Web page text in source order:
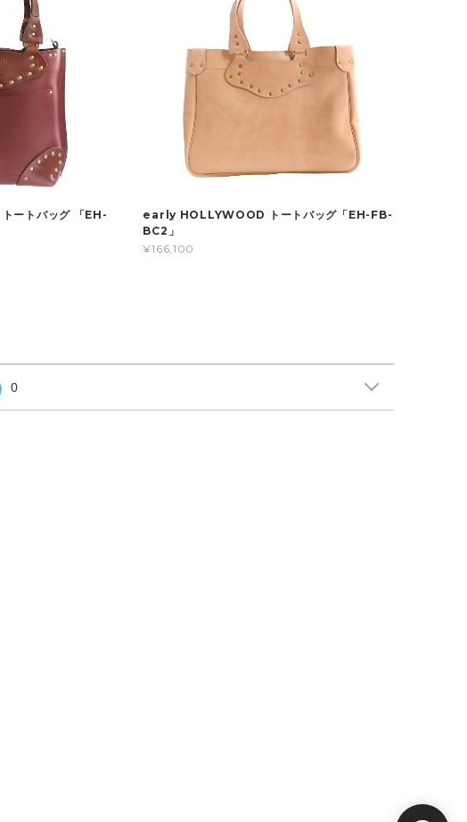
ートバッグ 「EH-
early HOLLYWOOD トートバッグ「EH-FB-
BC2」
¥166,100
0